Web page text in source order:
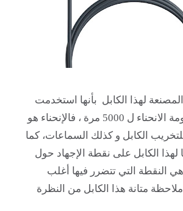
كما تدعي Anker المصنعة لهذا الكابل بأنها استخدمت
مواد تستطيع مقاومة الانحناء ل 5000 مرة ، فالإنحناء هو
الكابل و كذلك السماعات، كما
الكابل على نقطة الإجهاد حول
النقطة التي تتضرر فيها أغلب
ملاحظة متانة هذا الكابل من النظرة